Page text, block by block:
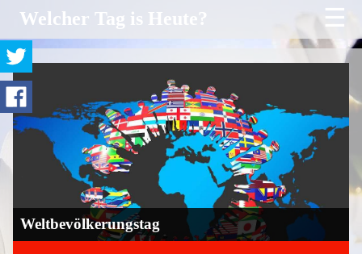
Welcher Tag is Heute? ☰
Weltbevölkerungstag